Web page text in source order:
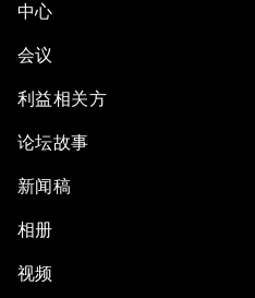
中心
会议
利益相关方
论坛故事
新闻稿
相册
视频